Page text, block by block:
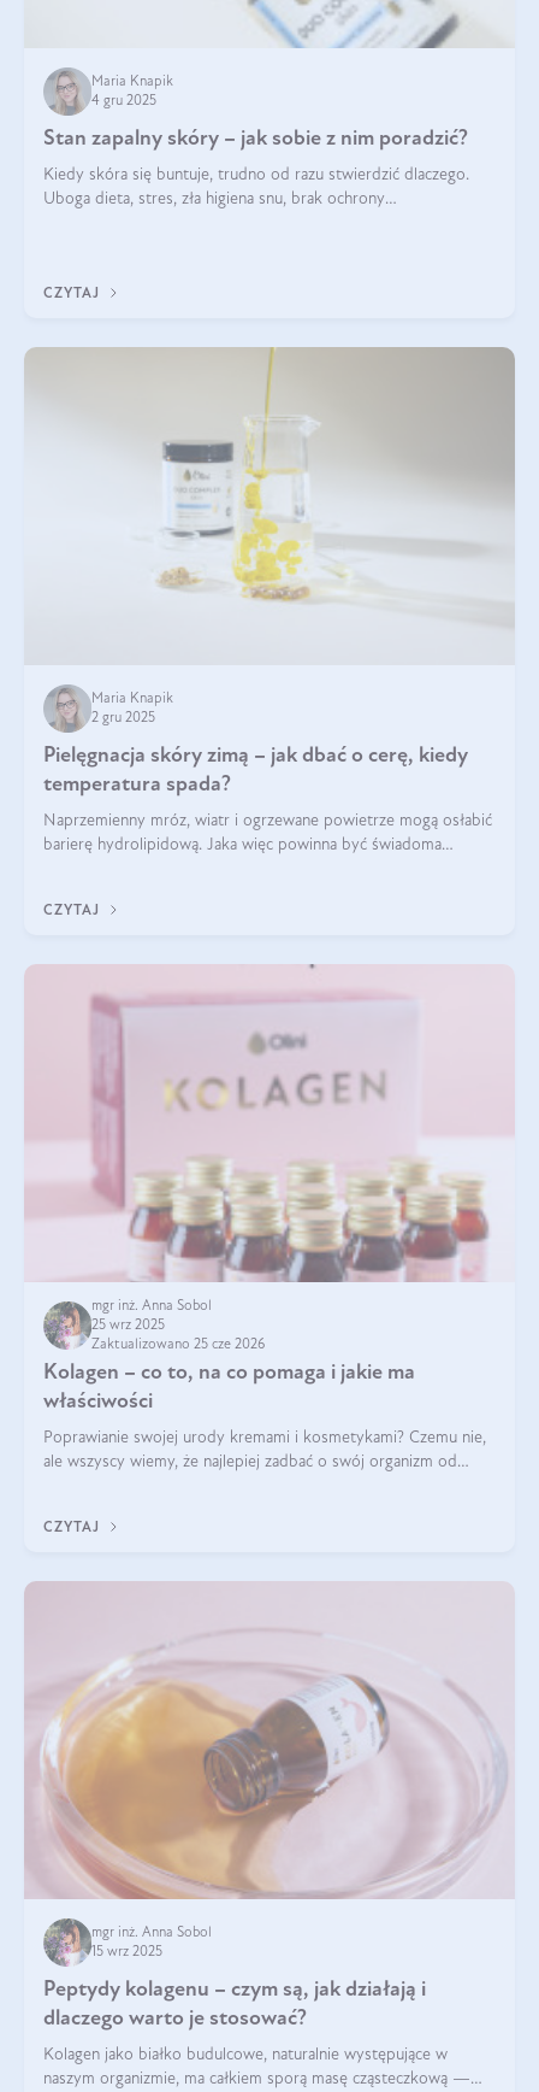
Maria Knapik
4 gru 2025
Stan zapalny skóry – jak sobie z nim poradzić?
Kiedy skóra się buntuje, trudno od razu stwierdzić dlaczego.
Uboga dieta, stres, zła higiena snu, brak ochrony
CZYTAJ
Maria Knapik
2 gru 2025
Pielęgnacja skóry zimą – jak dbać o cerę, kiedy
temperatura spada?
Naprzemienny mróz, wiatr i ogrzewane powietrze mogą osłabić
barierę hydrolipidową. Jaka więc powinna być świadoma
CZYTAJ
mgr inż. Anna Sobol
25 wrz 2025
Zaktualizowano 25 cze 2026
Kolagen – co to, na co pomaga i jakie ma
właściwości
Poprawianie swojej urody kremami i kosmetykami? Czemu nie,
ale wszyscy wiemy, że najlepiej zadbać o swój organizm od
wysokiej jakości suplem
CZYTAJ
mgr inż. Anna Sobol
15 wrz 2025
Peptydy kolagenu – czym są, jak działają i
dlaczego warto je stosować?
Kolagen jako białko budulcowe, naturalnie występujące w
naszym organizmie, ma całkiem sporą masę cząsteczkową —